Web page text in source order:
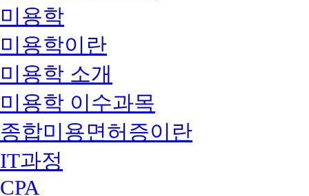
미용학
미용학이란
미용학 소개
미용학 이수과목
종합미용면허증이란
IT과정
CPA